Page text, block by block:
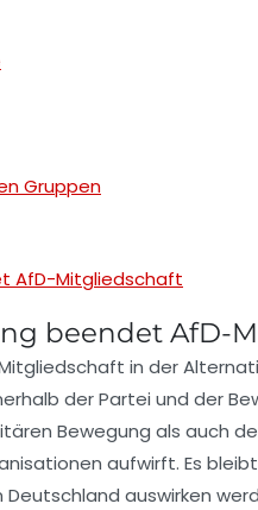
Gruppen
AfD-Mitgliedschaft
beendet AfD-
in der
der Partei und der
Bewegung als auch
aufwirft. Es
auswirken